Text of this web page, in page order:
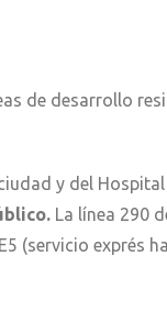
de desarrollo
y del Hospital
La línea 290
(servicio exprés